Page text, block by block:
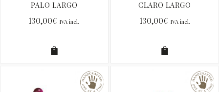
PALO LARGO
130,00€ IVA incl.
CLARO LARGO
130,00€ IVA incl.